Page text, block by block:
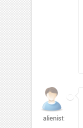
alienist233